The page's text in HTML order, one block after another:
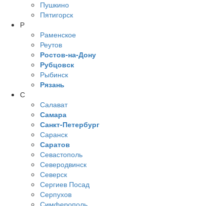
Пушкино
Пятигорск
Р
Раменское
Реутов
Ростов-на-Дону
Рубцовск
Рыбинск
Рязань
С
Салават
Самара
Санкт-Петербург
Саранск
Саратов
Севастополь
Северодвинск
Северск
Сергиев Посад
Серпухов